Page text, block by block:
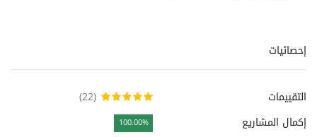
إحصائيات
التقييمات
(22)
إكمال المشاريع
100.00%